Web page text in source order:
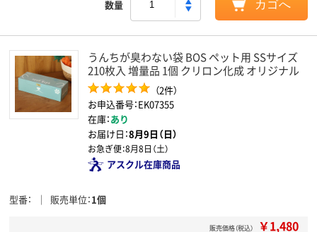
数量 カゴへ
うんちが臭わない袋 BOS ペット用 SSサイズ
210枚入 増量品 1個 クリロン化成 オリジナル
（2件）
お申込番号：EK07355
在庫：あり
お届け日：8月9日（日）
お急ぎ便：8月8日（土）
アスクル在庫商品
型番 販売単位 1個
販売価格（税込） ￥1,480